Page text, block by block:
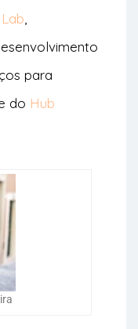
,
para
do Hub